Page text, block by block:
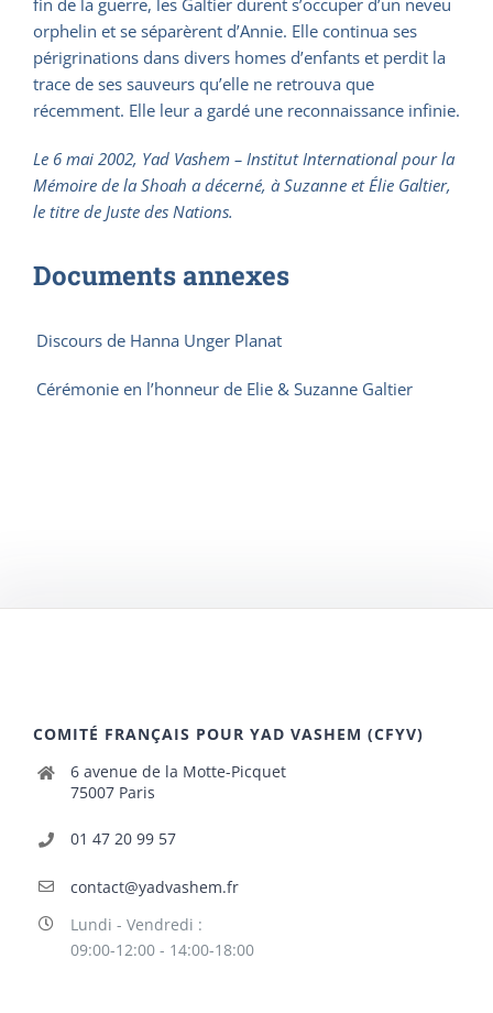
orphelin et se séparèrent d’Annie. Elle continua ses
périgrinations dans divers homes d’enfants et perdit la
trace de ses sauveurs qu’elle ne retrouva que
récemment. Elle leur a gardé une reconnaissance infinie.
Le 6 mai 2002, Yad Vashem – Institut International pour la
Mémoire de la Shoah a décerné, à Suzanne et Élie Galtier,
le titre de Juste des Nations.
Documents annexes
Discours de Hanna Unger Planat
Cérémonie en l’honneur de Elie & Suzanne Galtier
COMITÉ FRANÇAIS POUR YAD VASHEM (CFYV)
6 avenue de la Motte-Picquet
75007 Paris
01 47 20 99 57
contact@yadvashem.fr
Lundi - Vendredi :
09:00-12:00 - 14:00-18:00